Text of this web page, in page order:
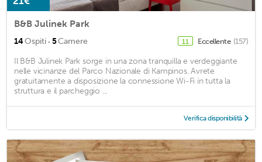
B&B Julinek Park
14Ospiti · 5Camere 11 Eccellente (157)
Il B&B Julinek Park sorge in una zona tranquilla e verdeggiante
nelle vicinanze del Parco Nazionale di Kampinos. Avrete
gratuitamente a disposizione la connessione Wi-Fi in tutta la
struttura e il parcheggio ...
Verifica disponibilità